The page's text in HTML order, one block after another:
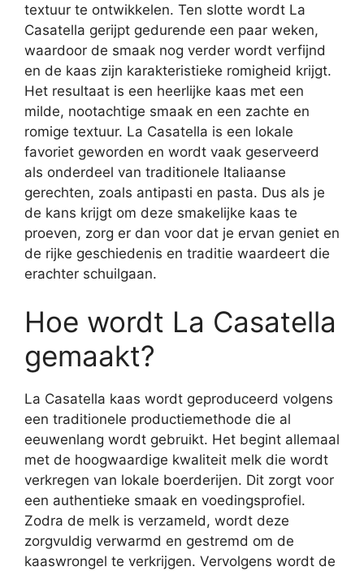
textuur te ontwikkelen. Ten slotte wordt La
Casatella gerijpt gedurende een paar weken,
waardoor de smaak nog verder wordt verfijnd
en de kaas zijn karakteristieke romigheid krijgt.
Het resultaat is een heerlijke kaas met een
milde, nootachtige smaak en een zachte en
romige textuur. La Casatella is een lokale
favoriet geworden en wordt vaak geserveerd
als onderdeel van traditionele Italiaanse
gerechten, zoals antipasti en pasta. Dus als je
de kans krijgt om deze smakelijke kaas te
proeven, zorg er dan voor dat je ervan geniet en
de rijke geschiedenis en traditie waardeert die
erachter schuilgaan.
Hoe wordt La Casatella
gemaakt?
La Casatella kaas wordt geproduceerd volgens
een traditionele productiemethode die al
eeuwenlang wordt gebruikt. Het begint allemaal
met de hoogwaardige kwaliteit melk die wordt
verkregen van lokale boerderijen. Dit zorgt voor
een authentieke smaak en voedingsprofiel.
Zodra de melk is verzameld, wordt deze
zorgvuldig verwarmd en gestremd om de
kaaswrongel te verkrijgen. Vervolgens wordt de